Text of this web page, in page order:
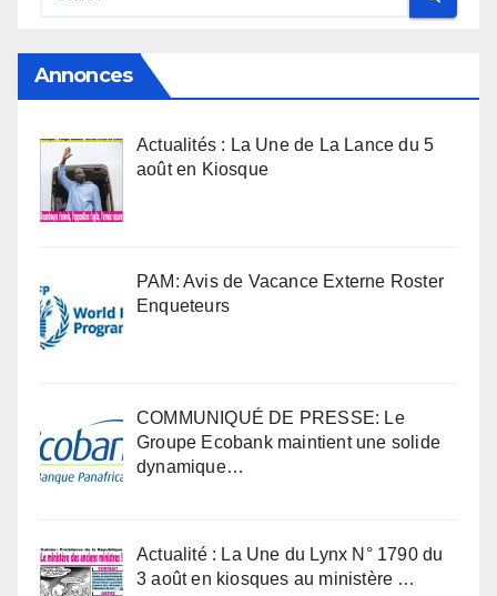
Annonces
Actualités : La Une de La Lance du 5
août en Kiosque
PAM: Avis de Vacance Externe Roster
Enqueteurs
COMMUNIQUÉ DE PRESSE: Le
Groupe Ecobank maintient une solide
dynamique…
Actualité : La Une du Lynx N° 1790 du
3 août en kiosques au ministère …